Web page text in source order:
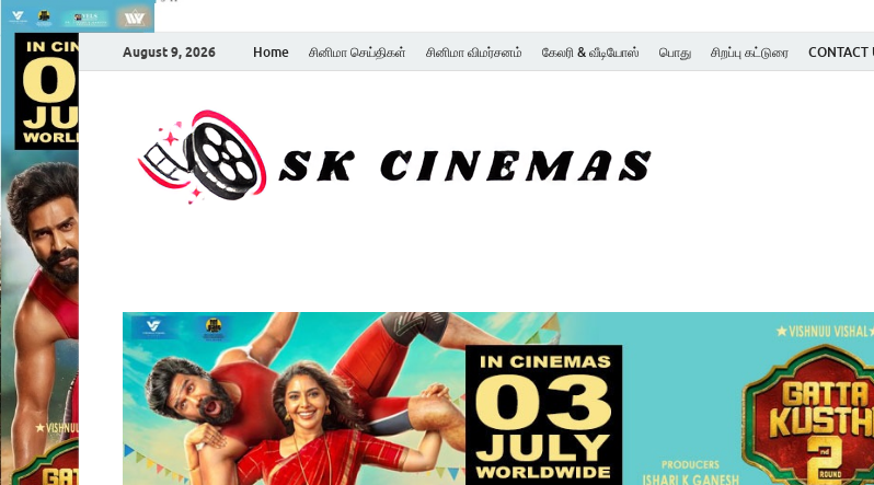
August 9, 2026 Home சினிமா செய்திகள் சினிமா விமர்சனம் கேலரி & வீடியோஸ் பொது சிறப்பு கட்டுரை CONTACT